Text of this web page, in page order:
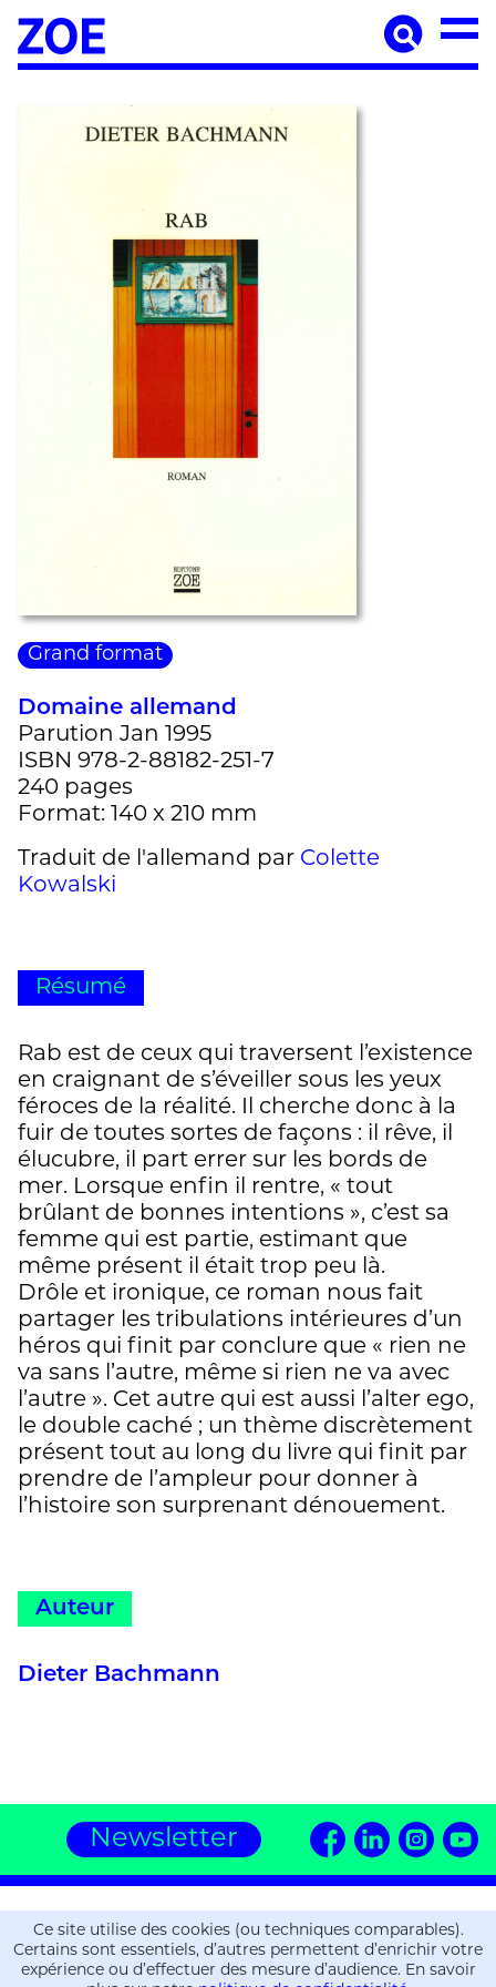
Accueil
À paraître
Catalogue
Les éditions Zoé
Médiation culturelle
Foreign rights
Mentions légales
Newsletter
Grand format
Domaine allemand
Parution Jan 1995
ISBN 978-2-88182-251-7
240 pages
Format: 140 x 210 mm
Traduit de l'allemand par Colette
Kowalski
Résumé
Rab est de ceux qui traversent l’existence
en craignant de s’éveiller sous les yeux
féroces de la réalité. Il cherche donc à la
fuir de toutes sortes de façons : il rêve, il
élucubre, il part errer sur les bords de
mer. Lorsque enfin il rentre, « tout
brûlant de bonnes intentions », c’est sa
femme qui est partie, estimant que
même présent il était trop peu là.
Drôle et ironique, ce roman nous fait
partager les tribulations intérieures d’un
héros qui finit par conclure que « rien ne
va sans l’autre, même si rien ne va avec
l’autre ». Cet autre qui est aussi l’alter ego,
le double caché ; un thème discrètement
présent tout au long du livre qui finit par
prendre de l’ampleur pour donner à
l’histoire son surprenant dénouement.
Auteur
Dieter Bachmann
Newsletter
Editions ZOE
16, chemin de la Gravière
CH-1225 Chêne-Bourg
Ce site utilise des cookies (ou techniques comparables).
Certains sont essentiels, d’autres permettent d’enrichir votre
expérience ou d’effectuer des mesure d’audience. En savoir